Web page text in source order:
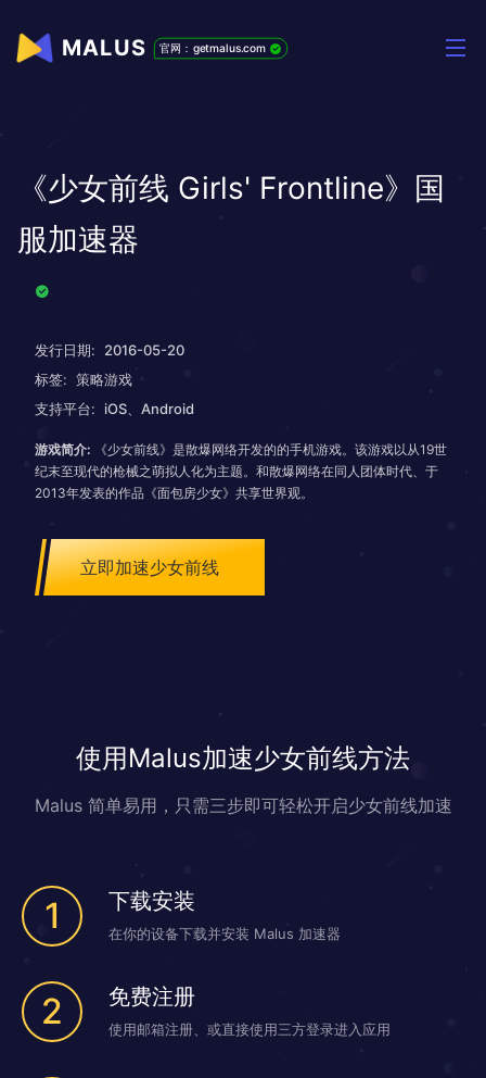
MALUS 官网：getmalus.com
《少女前线 Girls' Frontline》国
服加速器
发行日期:
2016-05-20
标签: 策略游戏
支持平台:
iOS、Android
游戏简介: 《少女前线》是散爆网络开发的的手机游戏。该游戏以从19世
纪末至现代的枪械之萌拟人化为主题。和散爆网络在同人团体时代、于
2013年发表的作品《面包房少女》共享世界观。
立即加速少女前线
使用Malus加速少女前线方法
Malus 简单易用，只需三步即可轻松开启少女前线加速
1 下载安装
在你的设备下载并安装 Malus 加速器
2 免费注册
使用邮箱注册、或直接使用三方登录进入应用